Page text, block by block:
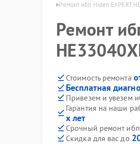
Hiden в Нальчике Ремонт ибп Hiden EXPERT
Ремонт
Стоимость ремонта
Бесплатная
Привезем и увезем
Гарантия на наши
х лет
Срочный ремонт ибп
Скидка для вас до